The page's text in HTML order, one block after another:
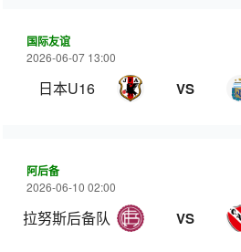
国际友谊
2026-06-07 13:00
日本U16 VS
阿后备
2026-06-10 02:00
拉努斯后备队 VS